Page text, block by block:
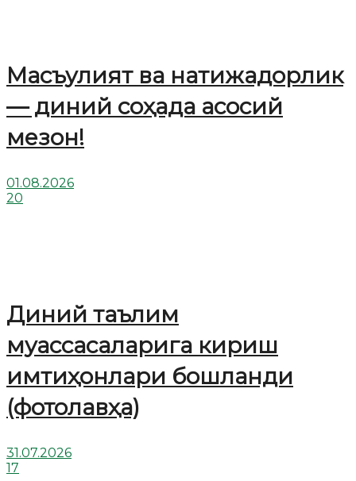
Масъулият ва натижадорлик
— диний соҳада асосий
мезон!
01.08.2026
20
Диний таълим
муассасаларига кириш
имтиҳонлари бошланди
(фотолавҳа)
31.07.2026
17